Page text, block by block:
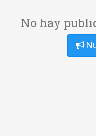
No hay